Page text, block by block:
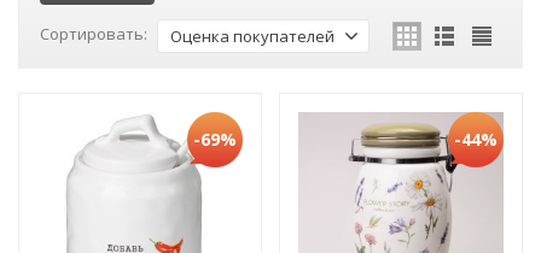
Сортировать: Оценка покупателей
-69% -44%